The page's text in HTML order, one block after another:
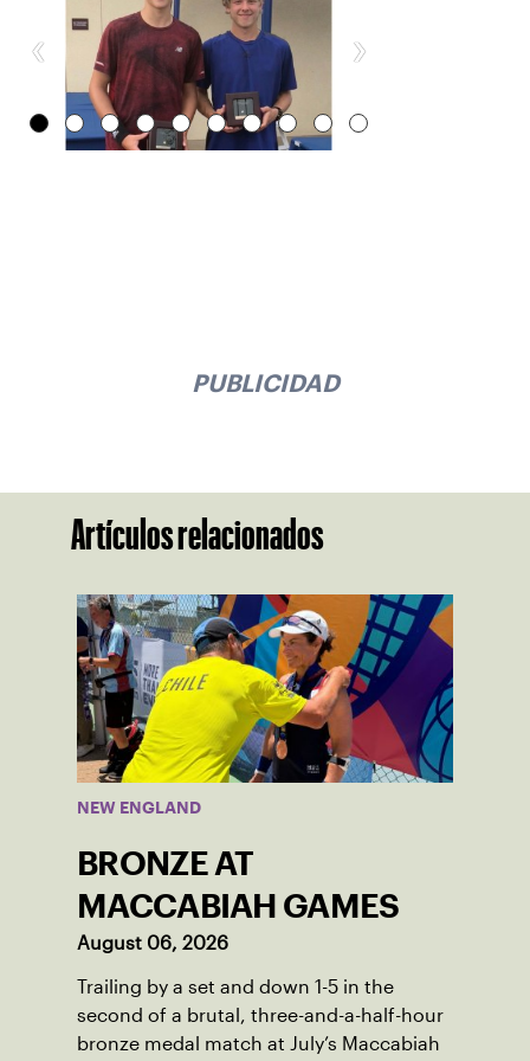
‹ ›
PUBLICIDAD
Artículos relacionados
NEW ENGLAND
BRONZE AT
MACCABIAH GAMES
August 06, 2026
Trailing by a set and down 1-5 in the
second of a brutal, three-and-a-half-hour
bronze medal match at July’s Maccabiah